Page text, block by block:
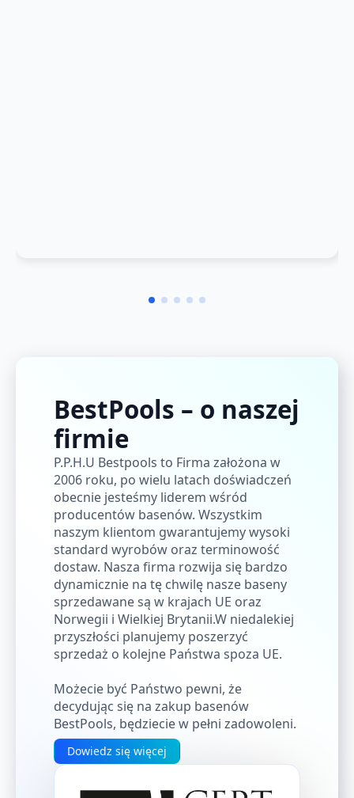
BestPools – o naszej
firmie
P.P.H.U Bestpools to Firma założona w
2006 roku, po wielu latach doświadczeń
obecnie jesteśmy liderem wśród
producentów basenów. Wszystkim
naszym klientom gwarantujemy wysoki
standard wyrobów oraz terminowość
dostaw. Nasza firma rozwija się bardzo
dynamicznie na tę chwilę nasze baseny
sprzedawane są w krajach UE oraz
Norwegii i Wielkiej Brytanii.W niedalekiej
przyszłości planujemy poszerzyć
sprzedaż o kolejne Państwa spoza UE.
Możecie być Państwo pewni, że
decydując się na zakup basenów
BestPools, będziecie w pełni zadowoleni.
Dowiedz się więcej